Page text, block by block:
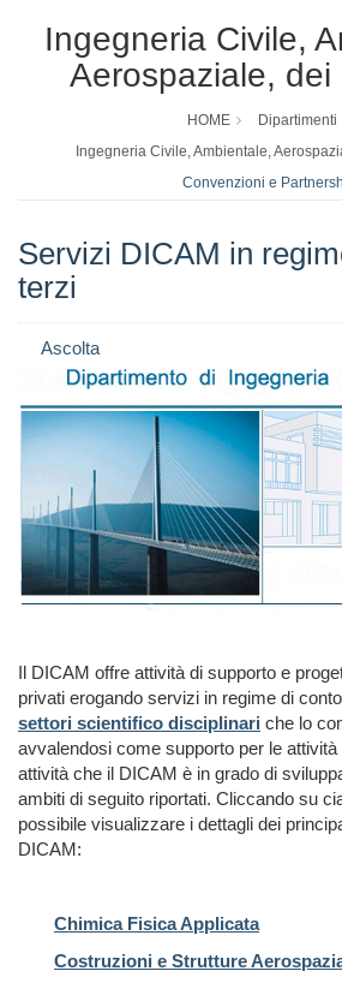
Ingegneria Civile,
Aerospaziale, dei
HOME
Dipartimenti
Ingegneria Civile, Ambientale,
Convenzioni e
Servizi DICAM in
terzi
Ascolta
Il DICAM offre attività di supporto e
privati erogando servizi in regime di
settori scientifico disciplinari che lo
avvalendosi come supporto per le attività
attività che il DICAM è in grado di
ambiti di seguito riportati. Cliccando su
possibile visualizzare i dettagli dei
DICAM:
Chimica Fisica Applicata
Costruzioni e Strutture